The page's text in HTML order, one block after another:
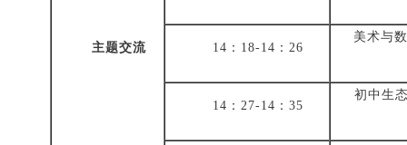
主题交流 14：18-14：26
美术与
14：27-14：35
初中生